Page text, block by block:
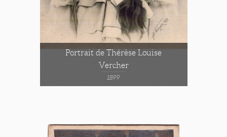
Portrait de Thérèse Louise
Vercher
1899